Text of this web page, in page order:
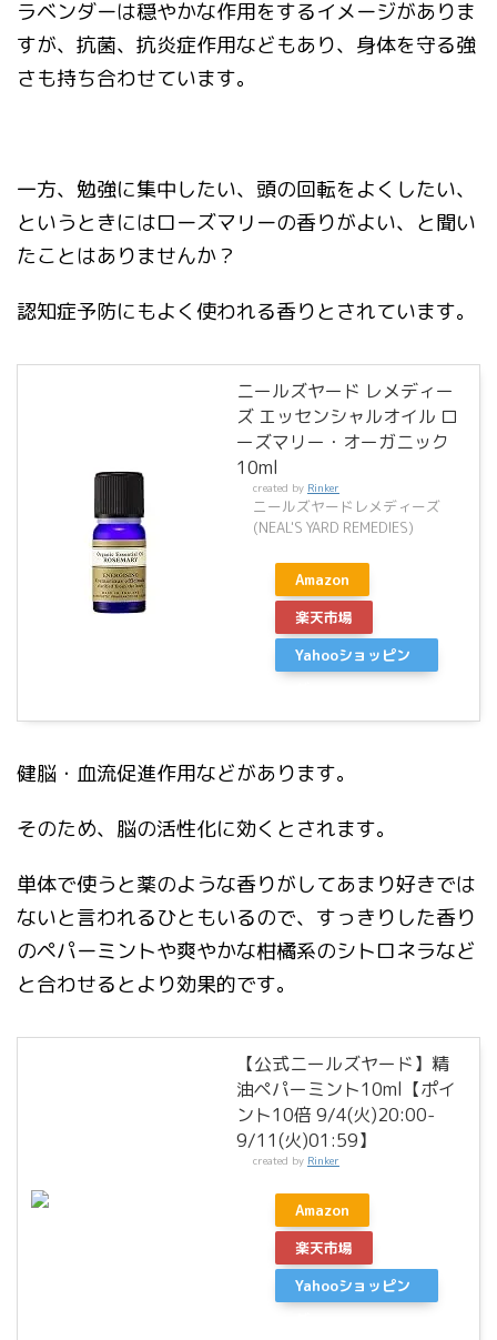
ラベンダーは穏やかな作用をするイメージがありま
すが、抗菌、抗炎症作用などもあり、身体を守る強
さも持ち合わせています。
一方、勉強に集中したい、頭の回転をよくしたい、
というときにはローズマリーの香りがよい、と聞い
たことはありませんか？
認知症予防にもよく使われる香りとされています。
ニールズヤード レメディー
ズ エッセンシャルオイル ロ
ーズマリー・オーガニック
10ml
created by Rinker
ニールズヤードレメディーズ
(NEAL'S YARD REMEDIES)
Amazon
楽天市場
Yahooショッピン
健脳・血流促進作用などがあります。
そのため、脳の活性化に効くとされます。
単体で使うと薬のような香りがしてあまり好きでは
ないと言われるひともいるので、すっきりした香り
のペパーミントや爽やかな柑橘系のシトロネラなど
と合わせるとより効果的です。
【公式ニールズヤード】精
油ペパーミント10ml【ポイ
ント10倍 9/4(火)20:00-
9/11(火)01:59】
created by Rinker
Amazon
楽天市場
Yahooショッピン